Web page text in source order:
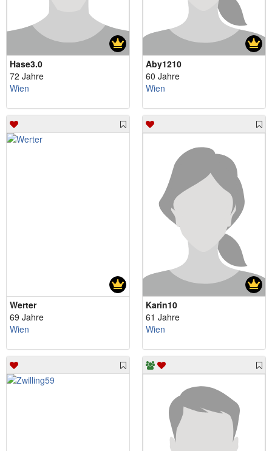
Hase3.0
72 Jahre
Wien
Aby1210
60 Jahre
Wien
Werter
69 Jahre
Wien
Karin10
61 Jahre
Wien